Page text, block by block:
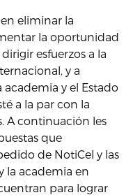
eliminar la
la oportunidad
esfuerzos a la
y a
y el Estado
a la par con la
A continuación les
que
de NotiCel y las
la academia en
para lograr